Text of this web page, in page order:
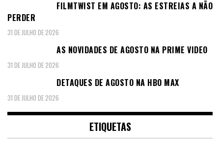
FILMTWIST EM AGOSTO: AS ESTREIAS A NÃO
PERDER
31 DE JULHO DE 2026
AS NOVIDADES DE AGOSTO NA PRIME VIDEO
31 DE JULHO DE 2026
DETAQUES DE AGOSTO NA HBO MAX
31 DE JULHO DE 2026
ETIQUETAS